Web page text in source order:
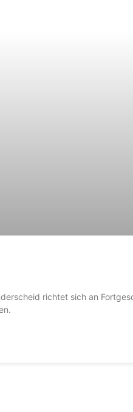
richtet sich an